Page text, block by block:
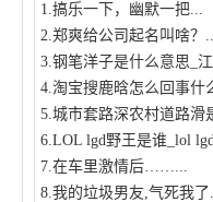
1.搞乐一下，幽默一把...
2.郑爽给公司起名叫啥？
3.钢笔洋子是什么意思_
4.淘宝搜鹿晗怎么回事什
5.城市套路深农村道路滑
6.LOL lgd野王是谁_lol
7.在车里激情后……...
8.我的垃圾男友,气死我了